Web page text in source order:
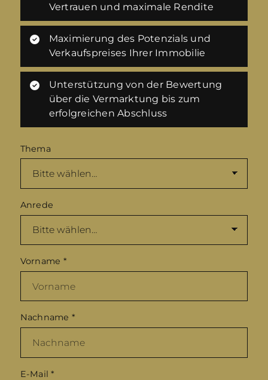
Vertrauen und maximale Rendite
Maximierung des Potenzials und
Verkaufspreises Ihrer Immobilie
Unterstützung von der Bewertung
über die Vermarktung bis zum
erfolgreichen Abschluss
Thema
Anrede
Vorname *
Nachname *
E-Mail*